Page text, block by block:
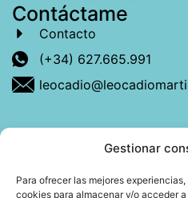
Gestionar
Para ofrecer las mejores
cookies para almacenar y/o acceder
Contáctame
Contacto
(+34) 627.665.991
Descubre más sobre mí